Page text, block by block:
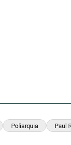
Poliarquia Paul